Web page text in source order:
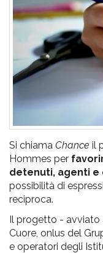
e
Si chiama Chance il
Hommes per
detenuti, agenti
possibilità di
reciproca.
Il progetto - avviato
Cuore, onlus del
e operatori degli